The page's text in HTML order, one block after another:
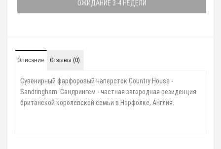
ОЖИДАНИЕ 3-4 НЕДЕЛИ
Описание Отзывы (0)
Сувенирный фарфоровый наперсток Country House -
Sandringham. Сандрингем - частная загородная резиденция
британской королевской семьи в Норфолке, Англия.